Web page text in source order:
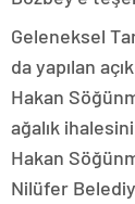
Geleneksel
da yapılan
Hakan
ağalık
Hakan
Nilüfer